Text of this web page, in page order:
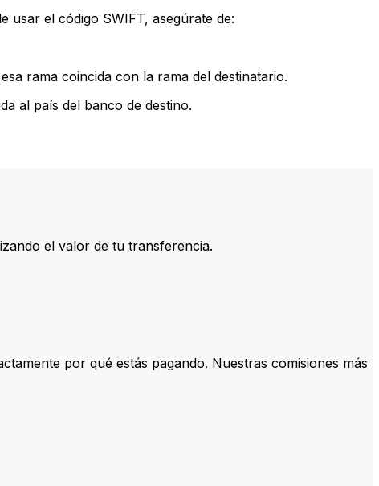
usar el código SWIFT, asegúrate de:
rama coincida con la rama del destinatario.
al país del banco de destino.
el valor de tu transferencia.
por qué estás pagando. Nuestras comisiones más